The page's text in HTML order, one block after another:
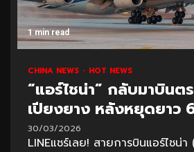
1 min read
CHINA NEWS HOT NEWS
“แอร์ไชน่า” กลับมาบิน
เปียงยาง หลังหยุดยาว
30/03/2026
LINEแชร์เลย! สายการบินแอร์ไชน่